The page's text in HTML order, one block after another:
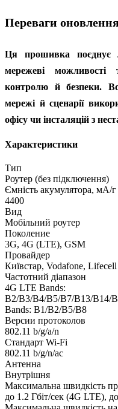
Переваги
Ця прошивка поєднує
мережеві можливості
контролю й безпеки.
мережі й сценарії
офісу чи інсталяцій з
Характеристики
Тип
Роутер (без підключення)
Ємність акумулятора, мА/г
4400
Вид
Мобільний роутер
Поколение
3G, 4G (LTE), GSM
Провайдер
Київстар, Vodafone, Lifecell
Частотний діапазон
4G LTE Bands:
B2/B3/B4/B5/B7/B13/B14/
Bands: B1/B2/B5/B8
Версии протоколов
802.11 b/g/a/n
Стандарт Wi-Fi
802.11 b/g/n/ac
Антенна
Внутрішня
Максимальна швидкість
до 1.2 Гбіт/сек (4G LTE),